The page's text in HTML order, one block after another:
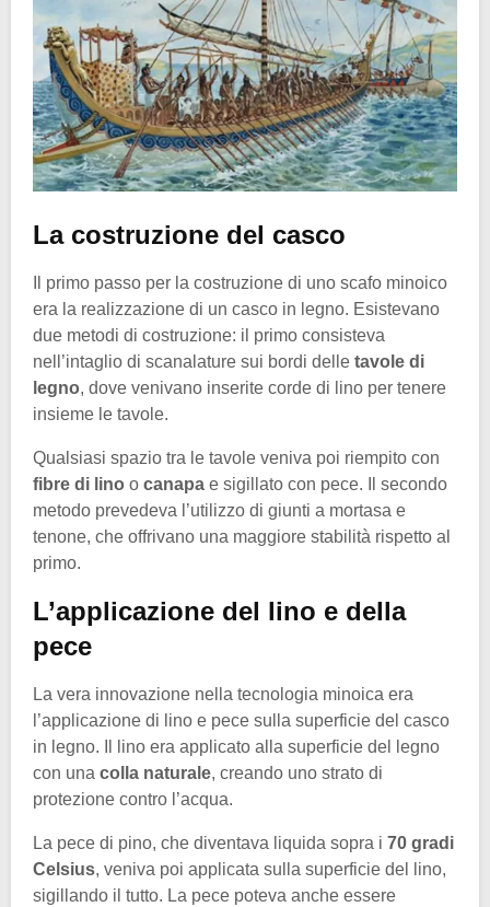
La costruzione del casco
Il primo passo per la costruzione di uno scafo minoico
era la realizzazione di un casco in legno. Esistevano
due metodi di costruzione: il primo consisteva
nell’intaglio di scanalature sui bordi delle tavole di
legno, dove venivano inserite corde di lino per tenere
insieme le tavole.
Qualsiasi spazio tra le tavole veniva poi riempito con
fibre di lino o canapa e sigillato con pece. Il secondo
metodo prevedeva l’utilizzo di giunti a mortasa e
tenone, che offrivano una maggiore stabilità rispetto al
primo.
L’applicazione del lino e della
pece
La vera innovazione nella tecnologia minoica era
l’applicazione di lino e pece sulla superficie del casco
in legno. Il lino era applicato alla superficie del legno
con una colla naturale, creando uno strato di
protezione contro l’acqua.
La pece di pino, che diventava liquida sopra i 70 gradi
Celsius, veniva poi applicata sulla superficie del lino,
sigillando il tutto. La pece poteva anche essere